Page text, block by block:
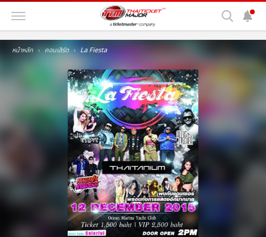
หน้าหลัก คอนเสิร์ต La Fiesta